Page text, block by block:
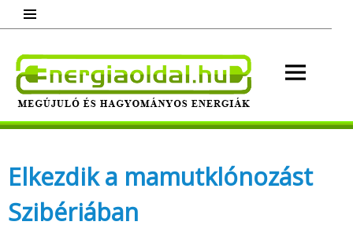
content
Megújuló és hagyományos energiák.
Elkezdik a mamutklónozást
Szibériában